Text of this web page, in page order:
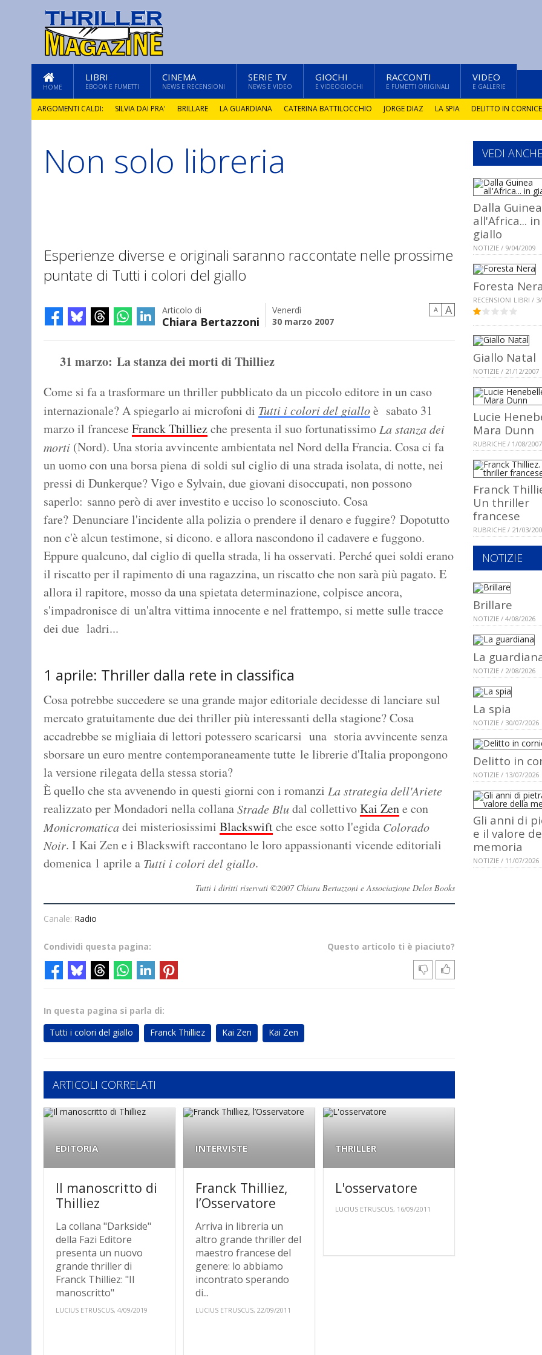
HOME
LIBRI
EBOOK E FUMETTI
CINEMA
NEWS E RECENSIONI
SERIE TV
NEWS E VIDEO
GIOCHI
E VIDEOGIOCHI
RACCONTI
E FUMETTI ORIGINALI
VIDEO
E GALLERIE
ARGOMENTI CALDI: SILVIA DAI PRA' BRILLARE LA GUARDIANA CATERINA BATTILOCCHIO JORGE DIAZ LA SPIA DELITTO IN CORNICE
Non solo libreria
Esperienze diverse e originali saranno raccontate nelle prossime
puntate di Tutti i colori del giallo
Articolo di
Chiara Bertazzoni
Venerdì
30 marzo 2007
A A
31 marzo: La stanza dei morti di Thilliez
Come si fa a trasformare un thriller pubblicato da un piccolo editore in un caso
internazionale? A spiegarlo ai microfoni di Tutti i colori del gialloè sabato 31
marzo il francese Franck Thilliezche presenta il suo fortunatissimoLa stanza dei
morti (Nord). Una storia avvincente ambientata nel Nord della Francia. Cosa ci fa
un uomo con una borsa piena di soldi sul ciglio di una strada isolata, di notte, nei
pressi di Dunkerque? Vigo e Sylvain, due giovani disoccupati, non possono
saperlo: sanno però di aver investito e ucciso lo sconosciuto. Cosa
fare? Denunciare l'incidente alla polizia o prendere il denaro e fuggire? Dopotutto
non c'è alcun testimone, si dicono. e allora nascondono il cadavere e fuggono.
Eppure qualcuno, dal ciglio di quella strada, li ha osservati. Perché quei soldi erano
il riscatto per il rapimento di una ragazzina, un riscatto che non sarà più pagato. E
allora il rapitore, mosso da una spietata determinazione, colpisce ancora,
s'impadronisce di un'altra vittima innocente e nel frattempo, si mette sulle tracce
dei due ladri...
1 aprile: Thriller dalla rete in classifica
Cosa potrebbe succedere se una grande major editoriale decidesse di lanciare sul
mercato gratuitamente due dei thriller più interessanti della stagione? Cosa
accadrebbe se migliaia di lettori potessero scaricarsi una storia avvincente senza
sborsare un euro mentre contemporaneamente tutte le librerie d'Italia propongono
la versione rilegata della stessa storia?
È quello che sta avvenendo in questi giorni con i romanzi La strategia dell'Ariete
realizzato per Mondadori nella collanaStrade Bludal collettivoKai Zene con
Monicromaticadei misteriosissimi Blackswiftche esce sotto l'egida Colorado
Noir. I Kai Zen e i Blackswift raccontano le loro appassionanti vicende editoriali
domenica 1 aprile a Tutti i colori del giallo.
Tutti i diritti riservati ©2007 Chiara Bertazzoni e Associazione Delos Books
Canale: Radio
Questo articolo ti è piaciuto?
Condividi questa pagina:
In questa pagina si parla di:
Tutti i colori del giallo
Franck Thilliez Kai Zen Kai Zen
ARTICOLI CORRELATI
EDITORIA
Il manoscritto di
Thilliez
La collana "Darkside"
della Fazi Editore
presenta un nuovo
grande thriller di
Franck Thilliez: "Il
manoscritto"
LUCIUS ETRUSCUS, 4/09/2019
INTERVISTE
Franck Thilliez,
l’Osservatore
Arriva in libreria un
altro grande thriller del
maestro francese del
genere: lo abbiamo
incontrato sperando
di...
LUCIUS ETRUSCUS, 22/09/2011
THRILLER
L'osservatore
LUCIUS ETRUSCUS, 16/09/2011
VEDI ANCHE
Dalla Guinea
all'Africa... in
giallo
NOTIZIE / 9/04/2009
Foresta Nera
RECENSIONI LIBRI /
Giallo Natal
NOTIZIE / 21/12/2007
Lucie
Mara Dunn
RUBRICHE / 1/08/2007
Franck
Un thriller
francese
RUBRICHE / 21/03/
NOTIZIE
Brillare
NOTIZIE / 4/08/2026
La
NOTIZIE / 2/08/2026
La spia
NOTIZIE / 30/07/2026
Delitto in
NOTIZIE / 13/07/2026
Gli anni di
e il valore
memoria
NOTIZIE / 11/07/2026